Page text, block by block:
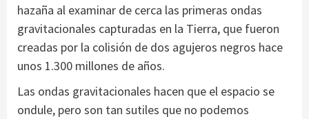
hazaña al examinar de cerca las primeras ondas
gravitacionales capturadas en la Tierra, que fueron
creadas por la colisión de dos agujeros negros hace
unos 1.300 millones de años.
Las ondas gravitacionales hacen que el espacio se
ondule, pero son tan sutiles que no podemos